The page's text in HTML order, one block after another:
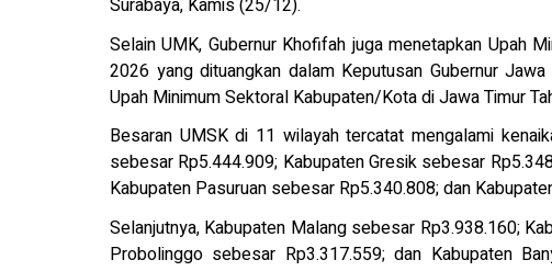
Surabaya, Kamis (25/12).
Selain UMK, Gubernur Khofifah juga menetapkan Upah
2026 yang dituangkan dalam Keputusan Gubernur
Upah Minimum Sektoral Kabupaten/Kota di Jawa Timur
Besaran UMSK di 11 wilayah tercatat mengalami
sebesar Rp5.444.909; Kabupaten Gresik sebesar
Kabupaten Pasuruan sebesar Rp5.340.808; dan
Selanjutnya, Kabupaten Malang sebesar Rp3.938.160;
Probolinggo sebesar Rp3.317.559; dan Kabupaten